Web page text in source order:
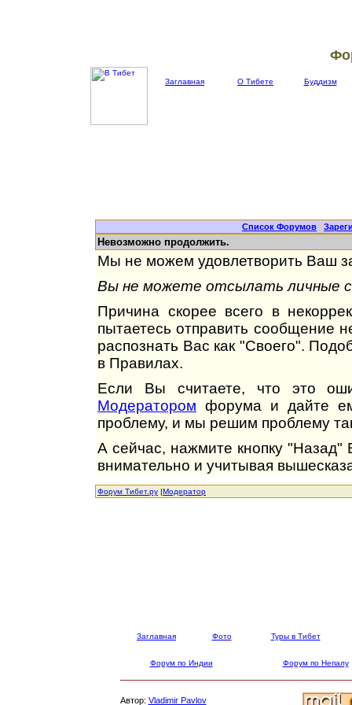
Заглавная О Тибете Буддизм
Список Форумов |
Невозможно продолжить.
Мы не можем удовлетворить Ваш
Вы не можете отсылать личные
Причина скорее всего в
пытаетесь отправить сообщение
распознать Вас как "Своего".
в Правилах.
Если Вы считаете, что это
Модератором форума и дайте
проблему, и мы решим проблему
А сейчас, нажмите кнопку
внимательно и учитывая
Форум Тибет.ру |Модератор
Заглавная Фото Туры в Тибет
Форум по Индии Форум по Непалу
Автор: Vladimir Pavlov